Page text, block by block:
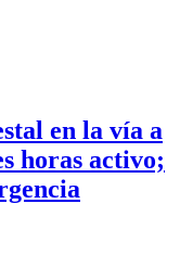
en la vía a
horas activo;